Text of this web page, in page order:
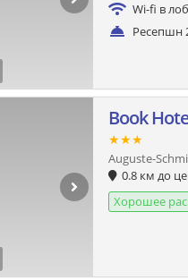
Wi-fi в
Ресепшн
Book
★★★
Auguste-
0.8 км до
Хорошее